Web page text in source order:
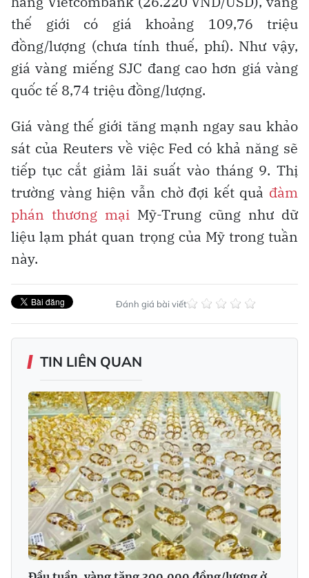
thế giới có giá khoảng 109,76 triệu
đồng/lượng (chưa tính thuế, phí). Như vậy,
giá vàng miếng SJC đang cao hơn giá vàng
quốc tế 8,74 triệu đồng/lượng.
Giá vàng thế giới tăng mạnh ngay sau khảo
sát của Reuters về việc Fed có khả năng sẽ
tiếp tục cắt giảm lãi suất vào tháng 9. Thị
trường vàng hiện vẫn chờ đợi kết quả đàm
phán thương mại Mỹ-Trung cũng như dữ
liệu lạm phát quan trọng của Mỹ trong tuần
này.
Đánh giá bài viết
TIN LIÊN QUAN